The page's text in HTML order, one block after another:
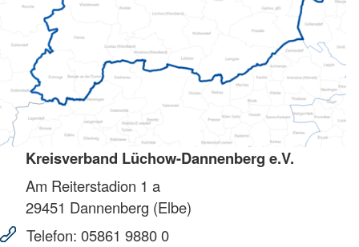
Kreisverband Lüchow-Dannenberg e.V.
Am Reiterstadion 1 a
29451 Dannenberg (Elbe)
Telefon: 05861 9880 0